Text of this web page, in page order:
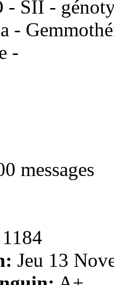
- SII -
-
-
messages
1184
Jeu 13